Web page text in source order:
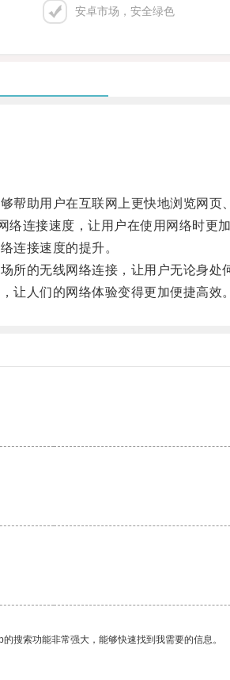
安卓市场，安全绿色
助用户在互联网上更快地浏览网页
连接速度，让用户在使用网络时更加
接速度的提升。
的无线网络连接，让用户无论身处
人们的网络体验变得更加便捷高效。
搜索功能非常强大，能够快速找到我需要的信息。